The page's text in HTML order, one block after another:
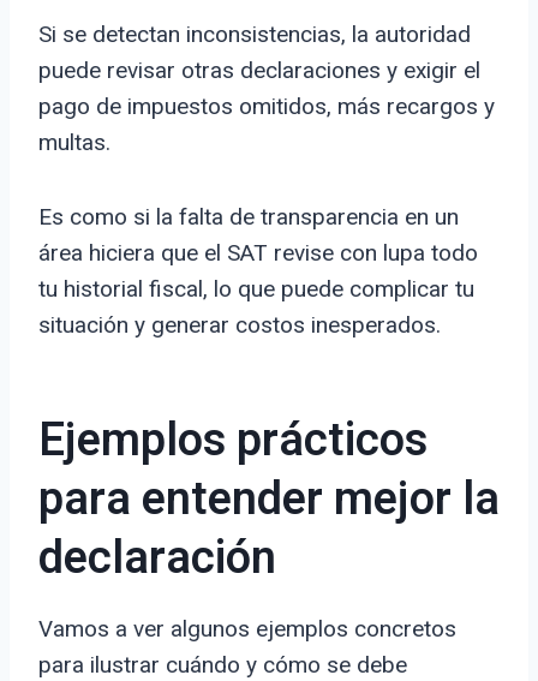
Si se detectan inconsistencias, la autoridad
puede revisar otras declaraciones y exigir el
pago de impuestos omitidos, más recargos y
multas.
Es como si la falta de transparencia en un
área hiciera que el SAT revise con lupa todo
tu historial fiscal, lo que puede complicar tu
situación y generar costos inesperados.
Ejemplos prácticos
para entender mejor la
declaración
Vamos a ver algunos ejemplos concretos
para ilustrar cuándo y cómo se debe